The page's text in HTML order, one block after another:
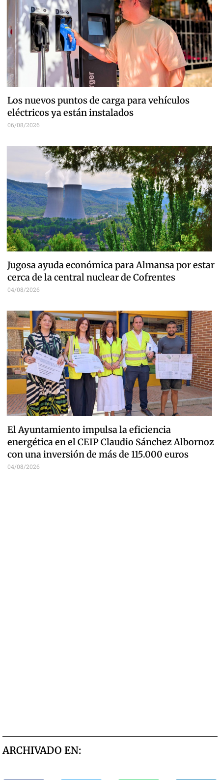
Los nuevos puntos de carga para vehículos
eléctricos ya están instalados
06/08/2026
Jugosa ayuda económica para Almansa por estar
cerca de la central nuclear de Cofrentes
04/08/2026
El Ayuntamiento impulsa la eficiencia
energética en el CEIP Claudio Sánchez Albornoz
con una inversión de más de 115.000 euros
04/08/2026
ARCHIVADO EN: